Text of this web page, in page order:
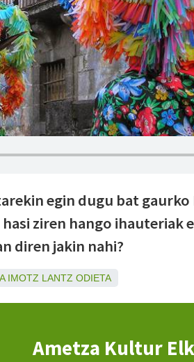
egin dugu bat gaurko
ziren hango ihauteriak
diren jakin nahi?
IMOTZ LANTZ ODIETA
Ametza Kultur